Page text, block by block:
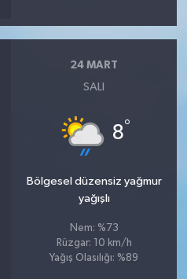
24 MART
SALI
8°
Bölgesel düzensiz yağmur
yağışlı
Nem: %73
Rüzgar: 10 km/h
Yağış Olasılığı: %89